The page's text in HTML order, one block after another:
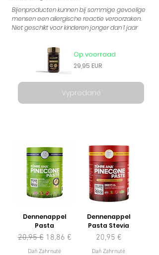
Bijenproducten kunnen bij sommige gevoelige
mensen een allergische reactie veroorzaken.
Niet geschikt voor kinderen jonger dan 1 jaar
Dennenappel
Pasta
Normálna cena
20,95 € Zľavnená cena
18,86 €
Daň Zahrnuté
Dennenappel
Pasta Stevia
Cena
20,95 €
Daň Zahrnuté
Vypredané
29,95 EUR
Op voorraad